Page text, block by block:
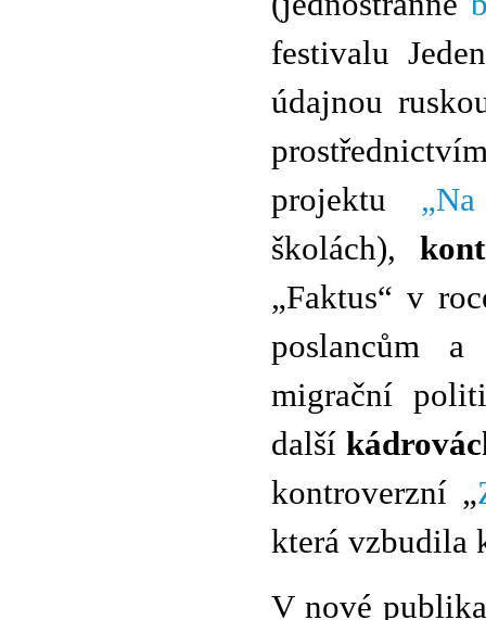
festivalu
údajnou
projektu
školách),
„Faktus“ v
poslancům
migrační
další
kontroverzní „
která vzbudila
V nové